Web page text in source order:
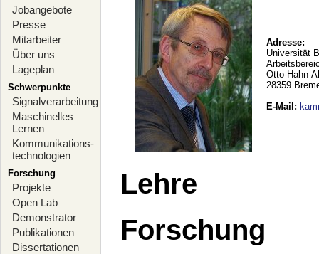
Jobangebote
Presse
Mitarbeiter
Über uns
Lageplan
Schwerpunkte
Signalverarbeitung
Maschinelles
Lernen
Kommunikations-
technologien
Forschung
Projekte
Open Lab
Demonstrator
Publikationen
Dissertationen
Adresse:
Universität
Otto-Hahn-
28359
E-Mail :
Lehre
Forschung